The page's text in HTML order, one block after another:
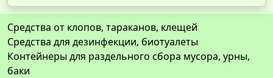
Средства от клопов, тараканов, клещей
Средства для дезинфекции, биотуалеты
Контейнеры для раздельного сбора мусора, урны,
баки